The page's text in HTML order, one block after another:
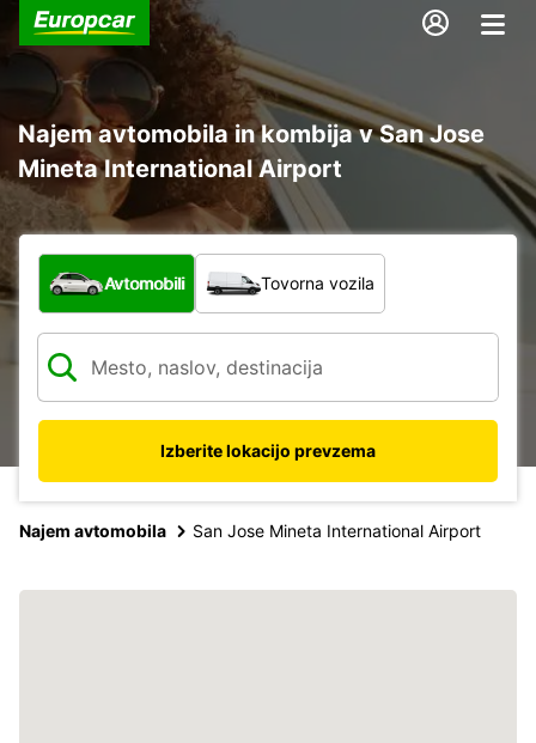
Najem avtomobila in kombija v San Jose
Mineta International Airport
Katera vrsta vozila?
Avtomobili Tovorna vozila
Izberite lokacijo prevzema
Najem avtomobila San Jose Mineta International Airport